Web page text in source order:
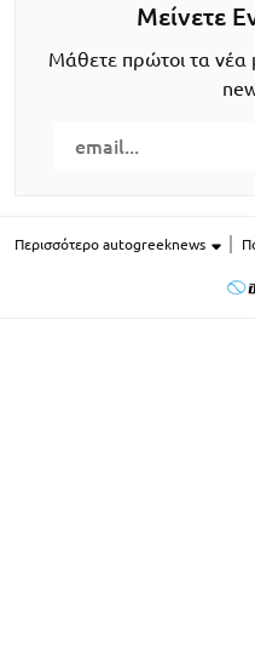
Μείνετε
Μάθετε πρώτοι τα νέα
Περισσότερο autogreeknews